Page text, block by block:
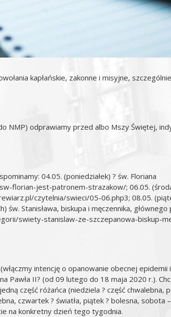
kapłańskie, zakonne i misyjne,
NMP) odprawiamy przed albo Mszy Świętej,
04.05. (poniedziałek) ? św. Floriana
florian-jest-patronem-strazakow/; 06.05.
czytelnia/swieci/05-06.php3; 08.05.
Stanisława, biskupa i męczennika, głównego
swiety-stanislaw-ze-szczepanowa-biskup-
intencję o opanowanie obecnej epidemii
Pawła II? (od 09 lutego do 18 maja 2020 r.).
część różańca (niedziela ? część chwalebna,
czwartek ? światła, piątek ? bolesna, sobota
na konkretny dzień tego tygodnia.